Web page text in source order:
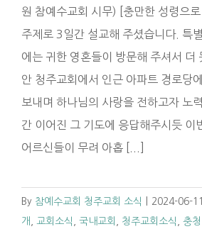
원 참예수교회 시무) [충만한 성령으
주제로 3일간 설교해 주셨습니다. 특
에는 귀한 영혼들이 방문해 주셔서 더
안 청주교회에서 인근 아파트 경로당
보내며 하나님의 사랑을 전하고자 노
간 이어진 그 기도에 응답해주시듯 이
어르신들이 무려 아홉 [...]
By 참예수교회 청주교회 소식 2024-06-11
개
교회소식 국내교회 청주교회소식 충청